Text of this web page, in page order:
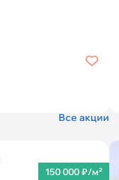
Все акции
150 000 ₽/м²